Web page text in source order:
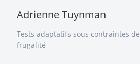
Adrienne Tuynman
Tests adaptatifs sous contraintes de
frugalité